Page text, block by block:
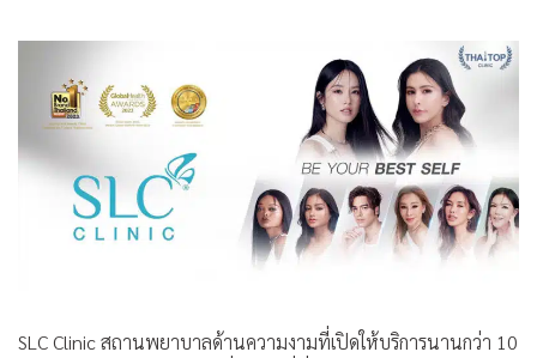
SLC Clinicสถานพยาบาลด้านความงามที่เปิดให้บริการนานกว่า 10